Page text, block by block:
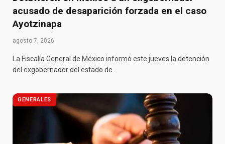
acusado de desaparición forzada en el caso
Ayotzinapa
agosto 7, 2026
La Fiscalía General de México informó este jueves la detención
del exgobernador del estado de…
GENERALES